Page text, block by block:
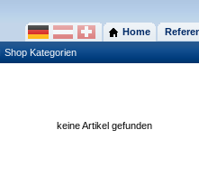
Home
Shop Kategorien
keine Artikel gefunden